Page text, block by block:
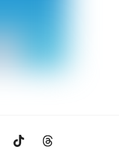
YouTube Tiktok